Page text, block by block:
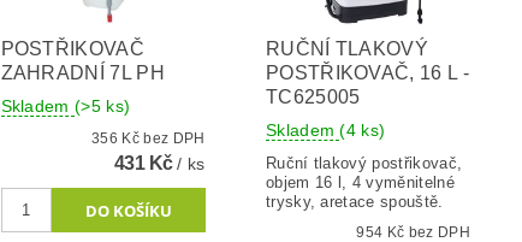
POSTŘIKOVAČ
ZAHRADNÍ 7L PH
Skladem(>5 ks)
356 Kč bez DPH
431 Kč/ ks
RUČNÍ TLAKOVÝ
POSTŘIKOVAČ, 16 L -
TC625005
Skladem(4 ks)
Ruční tlakový postřikovač,
objem 16 l, 4 vyměnitelné
trysky, aretace spouště.
954 Kč bez DPH